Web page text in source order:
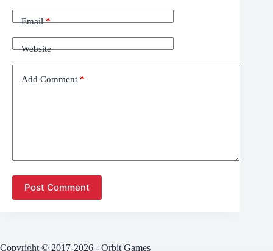
Email*
Website
Add Comment *
Post Comment
Copyright © 2017-2026 - Orbit Games